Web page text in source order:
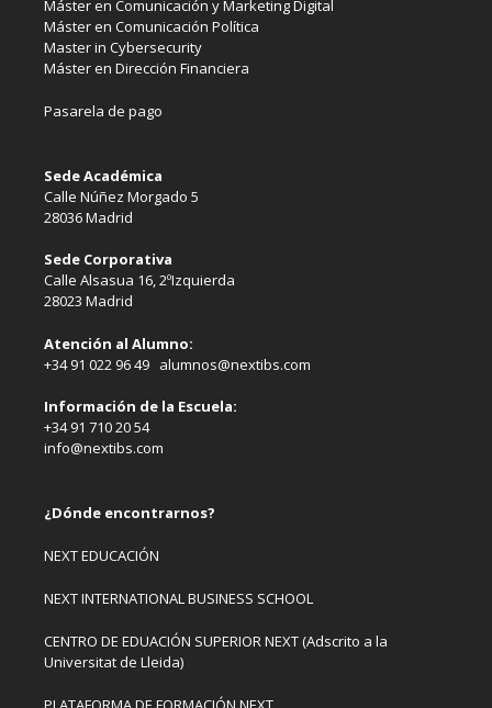
Máster en Comunicación y Marketing Digital
Máster en Comunicación Política
Master in Cybersecurity
Máster en Dirección Financiera
Pasarela de pago
Sede Académica
Calle Núñez Morgado 5
28036 Madrid
Sede Corporativa
Calle Alsasua 16, 2ºIzquierda
28023 Madrid
Atención al Alumno:
+34 91 022 96 49 alumnos@nextibs.com
Información de la Escuela:
+34 91 710 20 54
info@nextibs.com
¿Dónde encontrarnos?
NEXT EDUCACIÓN
NEXT INTERNATIONAL BUSINESS SCHOOL
CENTRO DE EDUACIÓN SUPERIOR NEXT (Adscrito a la
Universitat de Lleida)